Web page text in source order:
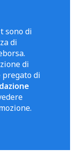
sono di
di
di
di